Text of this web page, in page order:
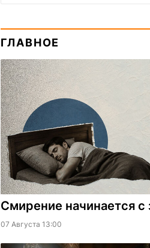
ГЛАВНОЕ
Смирение начинается с
07 Августа 13:00